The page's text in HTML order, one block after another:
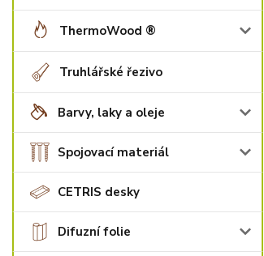
ThermoWood ®
Truhlářské řezivo
Barvy, laky a oleje
Spojovací materiál
CETRIS desky
Difuzní folie